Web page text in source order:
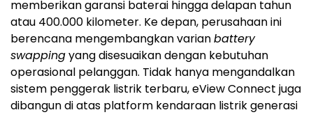
memberikan garansi baterai hingga delapan tahun
atau 400.000 kilometer. Ke depan, perusahaan ini
berencana mengembangkan varianbattery
swappingyang disesuaikan dengan kebutuhan
operasional pelanggan. Tidak hanya mengandalkan
sistem penggerak listrik terbaru, eView Connect juga
dibangun di atas platform kendaraan listrik generasi